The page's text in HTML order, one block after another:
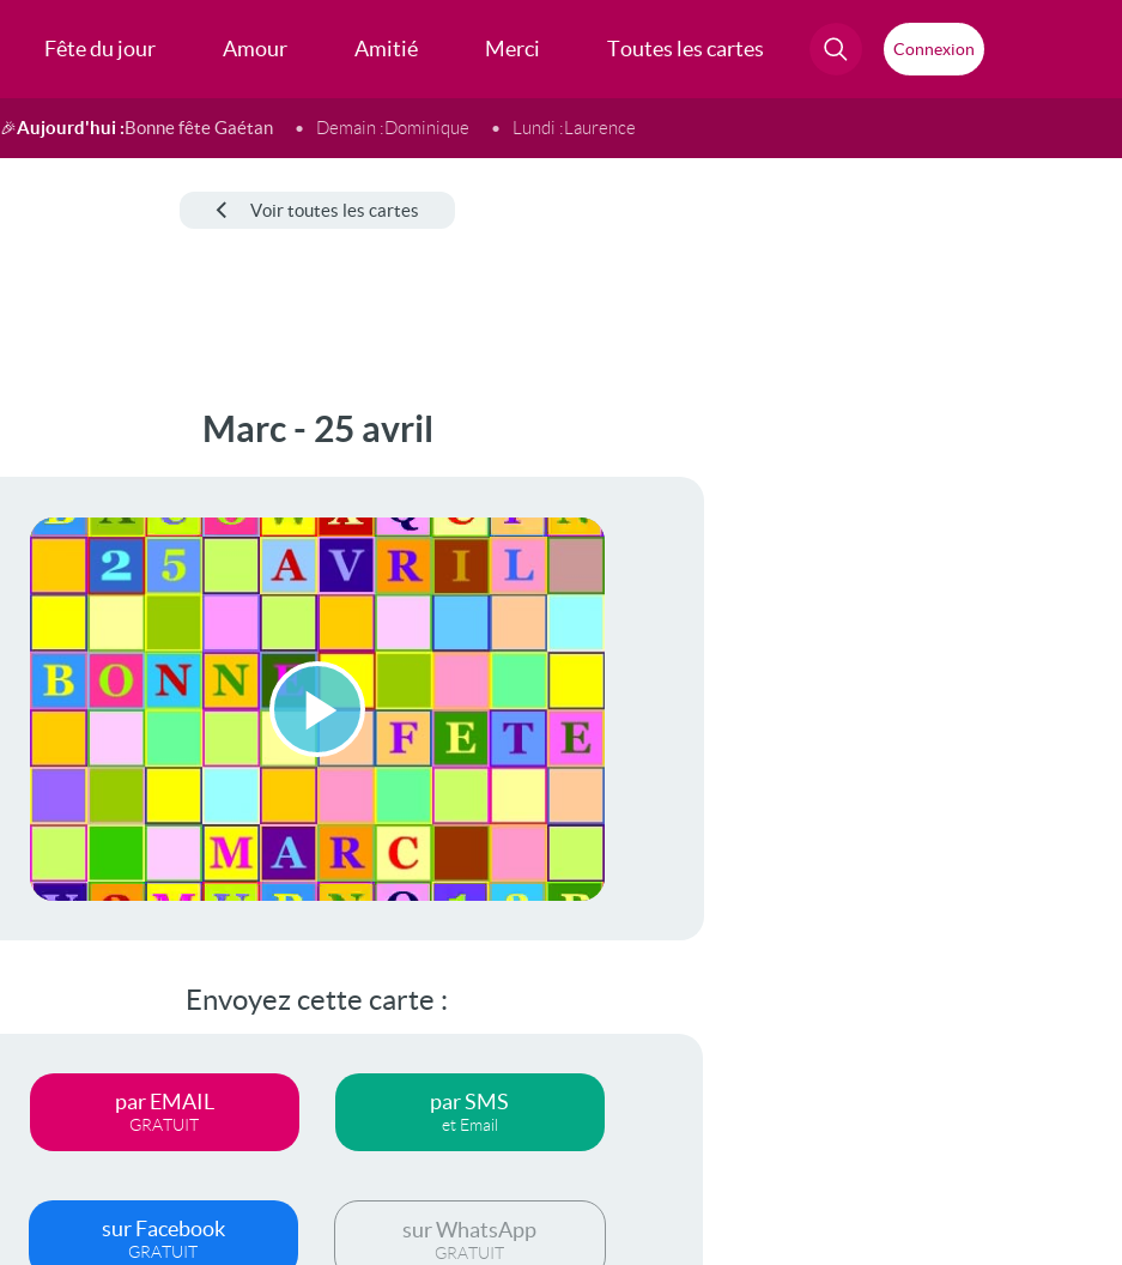
Fête du jour Amour Amitié Merci Toutes les cartes Connexion
🎉Aujourd'hui :Bonne fête Gaétan Demain :Dominique Lundi :Laurence
Voir toutes les cartes
Marc - 25 avril
Lire
la
Envoyez cette carte :
par EMAIL
GRATUIT
par SMS
et Email
sur Facebook
GRATUIT
sur WhatsApp
GRATUIT